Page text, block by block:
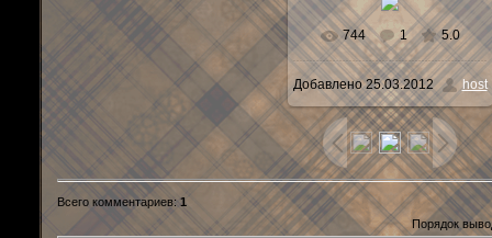
744 1 5.0
Добавлено25.03.2012 host
Всего комментариев:1
Порядок